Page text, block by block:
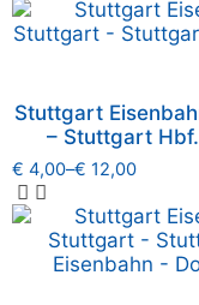
Stuttgart
– Stuttgart Hbf.
€ 4,00–€ 12,00